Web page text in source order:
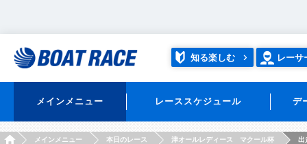
知る楽しむ レーサ
メインメニュー レーススケジュール デ
HOMEメインメニュー 本日のレース 津オールレディース マクール杯 出